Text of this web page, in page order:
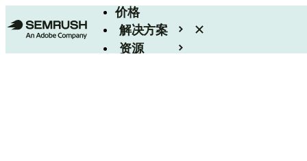
价格
解决方案
资源